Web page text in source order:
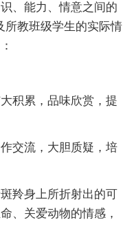
、能力、情意之间的
所教班级学生的实际情
积累，品味欣赏，提
交流，大胆质疑，培
羚身上所折射出的可
、关爱动物的情感，